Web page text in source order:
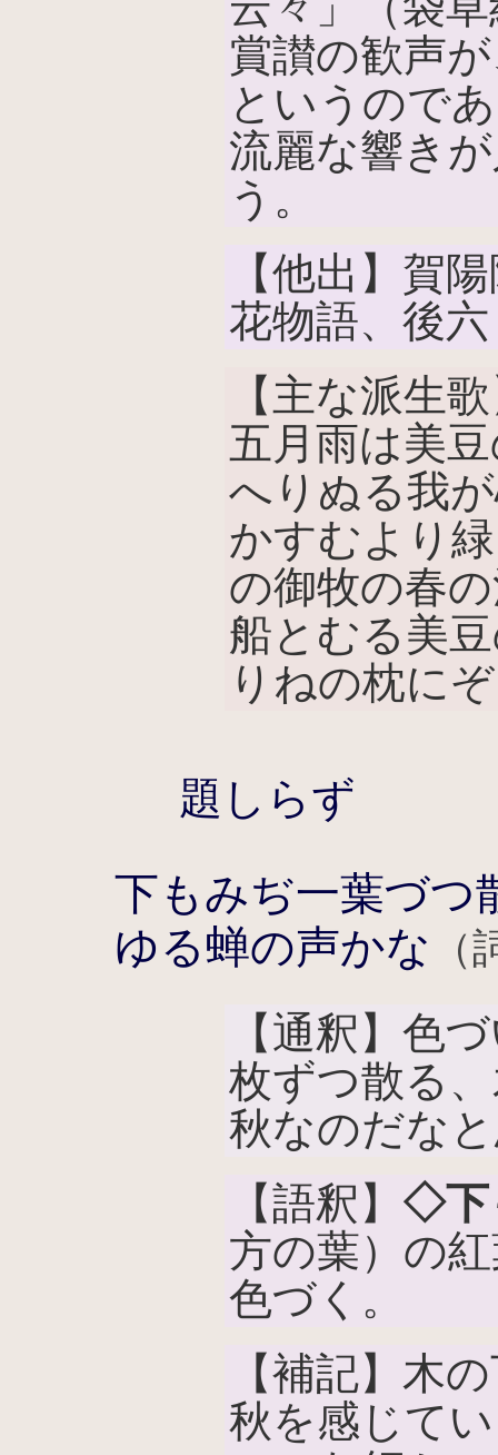
賞讃の歓声
というので
流麗な響き
う。
【他出】賀
花物語、後
【主な派生
五月雨は美
へりぬる我
かすむより
の御牧の春
船とむる美
りねの枕に
題しらず
下もみぢ一葉づつ
ゆる蝉の声かな
【通釈】色
枚ずつ散る
秋なのだな
【語釈】 ◇下
方の葉）の
色づく。
【補記】木
秋を感じて